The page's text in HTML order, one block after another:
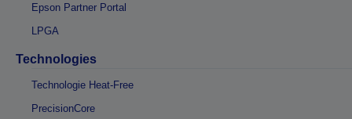
Epson Partner Portal
LPGA
Technologies
Technologie Heat-Free
PrecisionCore